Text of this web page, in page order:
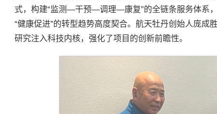
式，构建“监测—干预—调理—康复”的全链条服务体系
“健康促进”的转型趋势高度契合。航天牡丹创始人庞成
研究注入科技内核，强化了项目的创新前瞻性。